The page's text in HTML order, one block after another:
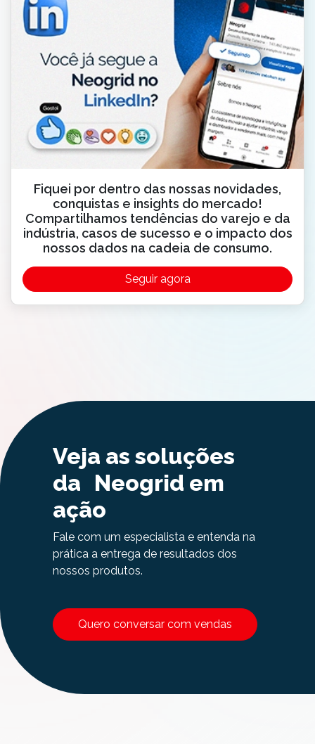
Fiquei por dentro das nossas novidades,
conquistas e insights do mercado!
Compartilhamos tendências do varejo e da
indústria, casos de sucesso e o impacto dos
nossos dados na cadeia de consumo.
Seguir agora
Veja as soluções
da Neogrid em
ação
Fale com um especialista e entenda na
prática a entrega de resultados dos
nossos produtos.
Quero conversar com vendas